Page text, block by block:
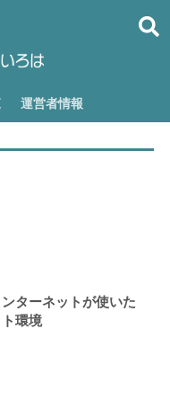
運営者情報
ターネットが使いた
環境